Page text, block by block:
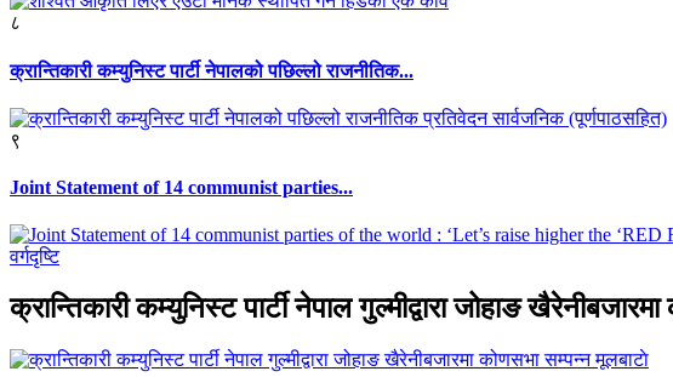
८
क्रान्तिकारी कम्युनिस्ट पार्टी नेपालको पछिल्लो राजनीतिक...
९
Joint Statement of 14 communist parties...
वर्गदृष्टि
क्रान्तिकारी कम्युनिस्ट पार्टी नेपाल गुल्मीद्वारा जोहाङ
मूलबाटाे